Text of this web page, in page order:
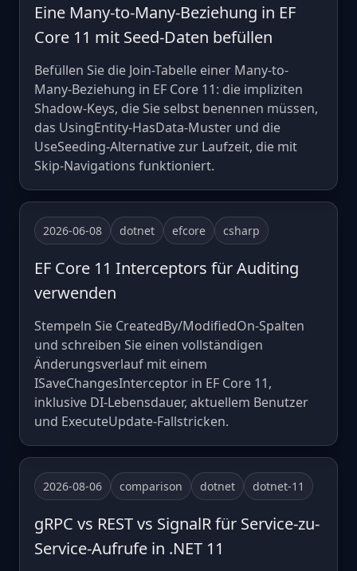
Eine Many-to-Many-Beziehung in EF
Core 11 mit Seed-Daten befüllen
Befüllen Sie die Join-Tabelle einer Many-to-
Many-Beziehung in EF Core 11: die impliziten
Shadow-Keys, die Sie selbst benennen müssen,
das UsingEntity-HasData-Muster und die
UseSeeding-Alternative zur Laufzeit, die mit
Skip-Navigations funktioniert.
2026-06-08 dotnet efcore csharp
EF Core 11 Interceptors für Auditing
verwenden
Stempeln Sie CreatedBy/ModifiedOn-Spalten
und schreiben Sie einen vollständigen
Änderungsverlauf mit einem
ISaveChangesInterceptor in EF Core 11,
inklusive DI-Lebensdauer, aktuellem Benutzer
und ExecuteUpdate-Fallstricken.
2026-08-06 comparison dotnet dotnet-11
gRPC vs REST vs SignalR für Service-zu-
Service-Aufrufe in .NET 11